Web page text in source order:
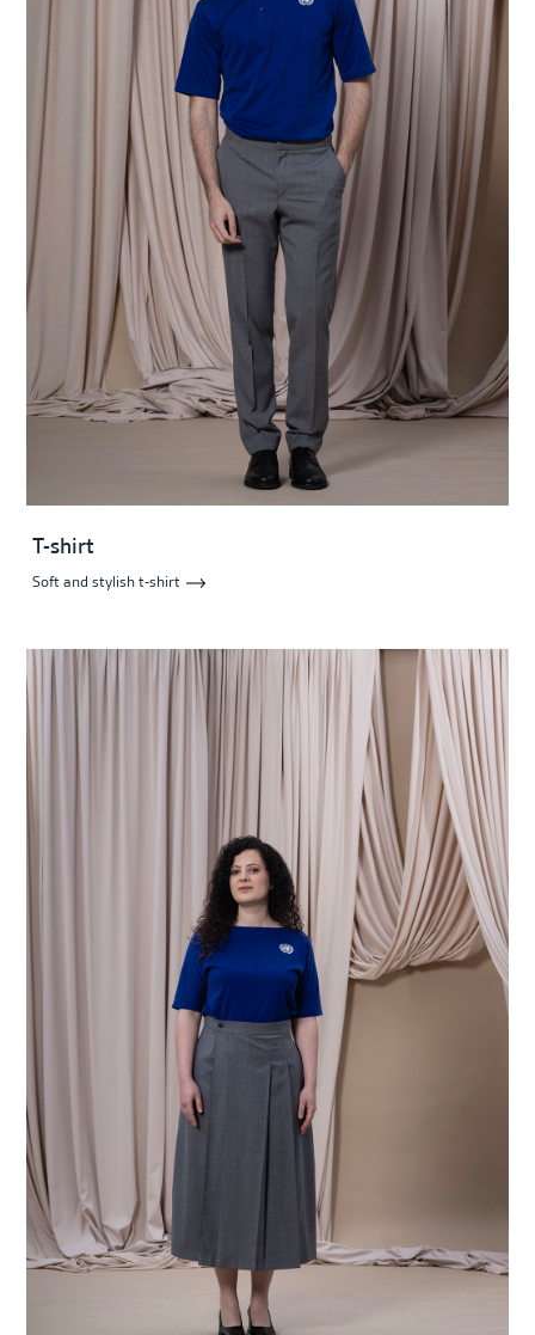
T-shirt
Soft and stylish t-shirt